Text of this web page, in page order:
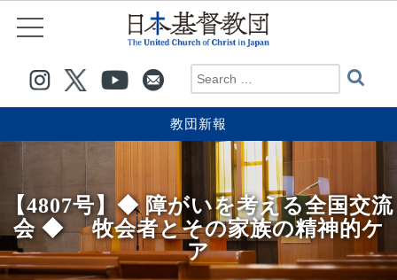
教団新報
【4807号】◆ 障がいを考える全国交流
会 ◆ 牧会者とその家族の精神的ケ
ア